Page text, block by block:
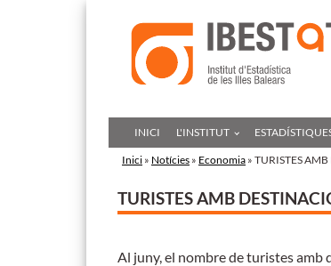
INICI L'INSTITUT
Inici » Notícies » Economia » TURISTES
TURISTES AMB
Al juny, el nombre de turistes amb